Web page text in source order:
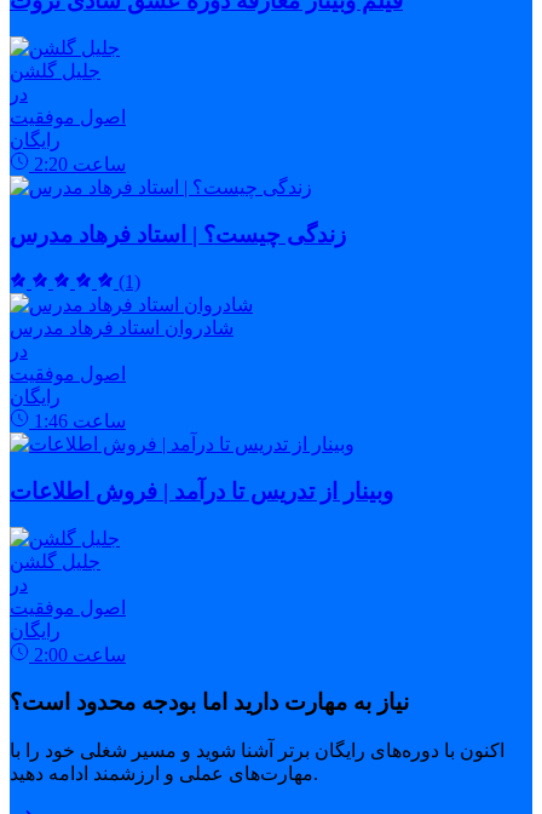
جلیل گلشن
در
اصول موفقیت
رایگان
2:20 ساعت
زندگی چیست؟ | استاد فرهاد مدرس
(1)
شادروان استاد فرهاد مدرس
در
اصول موفقیت
رایگان
1:46 ساعت
وبینار از تدریس تا درآمد | فروش اطلاعات
جلیل گلشن
در
اصول موفقیت
رایگان
2:00 ساعت
نیاز به مهارت دارید اما بودجه محدود است؟
اکنون با دوره‌های رایگان برتر آشنا شوید و مسیر شغلی خود را با
مهارت‌های عملی و ارزشمند ادامه دهید.